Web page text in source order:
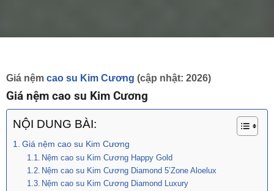
Giá nệm cao su Kim Cương (cập nhật: 2026)
Giá nệm cao su Kim Cương
NỘI DUNG BÀI:
Giá nệm cao su Kim Cương
Nệm cao su Kim Cương Happy Gold
Nệm cao su Kim Cương Diamond 5’Zone Aloelux
Nệm cao su Kim Cương Diamond Luxury